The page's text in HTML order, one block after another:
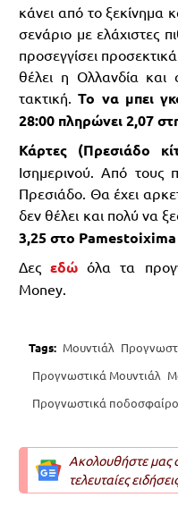
κάνει από το ξεκίνημα
σενάριο με ελάχιστες
προσεγγίσει
θέλει η Ολλανδία και
τακτική.Το να μπει
28:00 πληρώνει 2,07
Κάρτες (Πρεσιάδο
Ισημερινού. Από τους
Πρεσιάδο. Θα έχει
δεν θέλει και πολύ να
3,25 στο Pamestoixima
Δεςεδώ όλα τα
Money.
Tags: Μουντιάλ
Προγνωστικά Μουντιάλ
Προγνωστικά
Ακολουθήστε μας
τελευταίες ειδήσεις